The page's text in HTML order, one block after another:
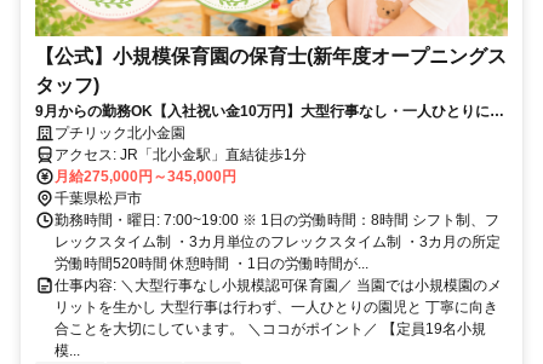
【公式】小規模保育園の保育士(新年度オープニングス
タッフ)
9月からの勤務OK【入社祝い金10万円】大型行事なし・一人ひとりに向
き合う保育／託児の利用相談OK
プチリック北小金園
アクセス: JR「北小金駅」直結徒歩1分
月給275,000円～345,000円
千葉県松戸市
勤務時間・曜日: 7:00~19:00 ※ 1日の労働時間：8時間 シフト制、フ
レックスタイム制 ・3カ月単位のフレックスタイム制 ・3カ月の所定
労働時間520時間 休憩時間 ・1日の労働時間が...
仕事内容: ＼大型行事なし小規模認可保育園／ 当園では小規模園のメ
リットを生かし 大型行事は行わず、一人ひとりの園児と 丁寧に向き
合ことを大切にしています。 ＼ココがポイント／ 【定員19名小規
模...